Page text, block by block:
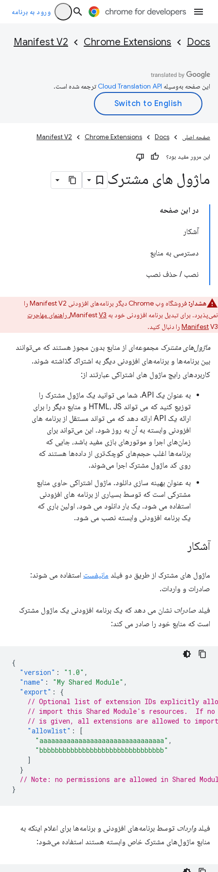
ورود به برنامه
Docs
Chrome Extensions
Manifest V2
این صفحه به‌وسیله ترجمه شده است.
صفحه اصلی Docs
Chrome Extensions
Manifest V2
این مرور مفید بود؟
ماژول های مشترک
در این صفحه
آشکار
دسترسی به منابع
نصب / حذف نصب
هشدار:
فروشگاه وب Chrome دیگر برنامه‌های افزودنی Manifest V2 را
نمی‌پذیرد. برای تبدیل برنامه افزودنی خود به Manifest
V3، راهنمای مهاجرت
ManifestV3 را دنبال کنید.
ماژول‌های مشترک مجموعه‌ای از منابع بدون مجوز هستند که می‌توانند
بین برنامه‌ها و برنامه‌های افزودنی دیگر به اشتراک گذاشته شوند.
کاربردهای رایج ماژول های اشتراکی عبارتند از:
به عنوان یک API. شما می توانید یک ماژول مشترک را
توزیع کنید که می تواند HTML، JS و منابع دیگر را برای
ارائه یک API ارائه دهد که می تواند مستقل از برنامه های
افزودنی وابسته به آن به روز شود. این می‌تواند برای
زمان‌های اجرا و موتورهای بازی مفید باشد، جایی که
برنامه‌ها اغلب حجم‌های کوچک‌تری از داده‌ها هستند که
روی کد ماژول مشترک اجرا می‌شوند.
به عنوان بهینه سازی دانلود. ماژول اشتراکی حاوی منابع
مشترکی است که توسط بسیاری از برنامه های افزودنی
استفاده می شود. یک بار دانلود می شود، اولین باری که
یک برنامه افزودنی وابسته نصب می شود.
آشکار
ماژول های مشترک از طریق دو فیلد مانیفست استفاده می شوند:
صادرات و واردات.
فیلد صادرات نشان می دهد که یک برنامه افزودنی یک ماژول مشترک
است که منابع خود را صادر می کند:
{
"version" : "1.0" ,
"name" : "My Shared Module" ,
"export" :
{
// Optional list of extension IDs explicitly
// import this Shared Module's resources.  If
// is given, all extensions are allowed to
"allowlist" :
[
"aaaaaaaaaaaaaaaaaaaaaaaaaaaaaaaa" ,
"bbbbbbbbbbbbbbbbbbbbbbbbbbbbbbbb"
]
}
// Note: no permissions are allowed in Shared
}
فیلدواردات توسط برنامه‌های افزودنی و برنامه‌ها برای اعلام اینکه به
منابع ماژول‌های مشترک خاص وابسته هستند استفاده می‌شود: